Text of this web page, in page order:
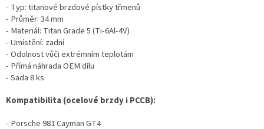
- Typ: titanové brzdové pístky třmenů
- Průměr: 34 mm
- Materiál: Titan Grade 5 (Ti-6Al-4V)
- Umístění: zadní
- Odolnost vůči extrémním teplotám
- Přímá náhrada OEM dílu
- Sada 8 ks
Kompatibilita (ocelové brzdy i PCCB):
- Porsche 981 Cayman GT4